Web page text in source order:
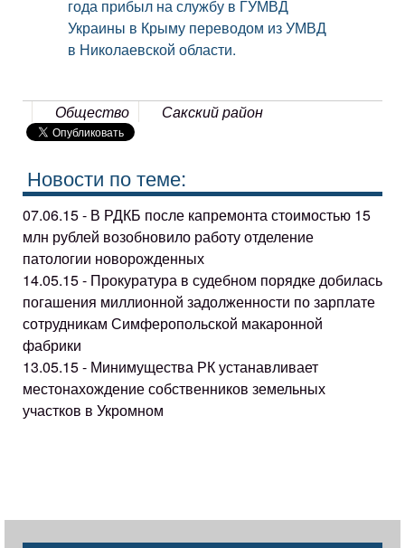
года прибыл на службу в ГУМВД
Украины в Крыму переводом из УМВД
в Николаевской области.
Общество Сакский район
Новости по теме:
07.06.15 - В РДКБ после капремонта стоимостью 15
млн рублей возобновило работу отделение
патологии новорожденных
14.05.15 - Прокуратура в судебном порядке добилась
погашения миллионной задолженности по зарплате
сотрудникам Симферопольской макаронной
фабрики
13.05.15 - Минимущества РК устанавливает
местонахождение собственников земельных
участков в Укромном